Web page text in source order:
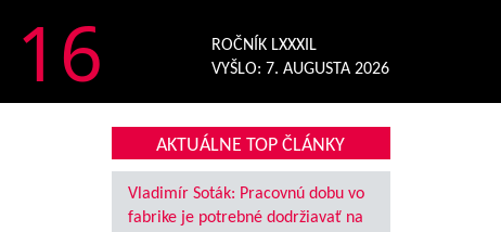
16
ROČNÍK LXXXIL
VYŠLO: 7. AUGUSTA 2026
AKTUÁLNE TOP ČLÁNKY
Vladimír Soták: Pracovnú dobu vo
fabrike je potrebné dodržiavať na